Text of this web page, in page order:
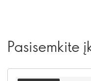
Pasisemkite